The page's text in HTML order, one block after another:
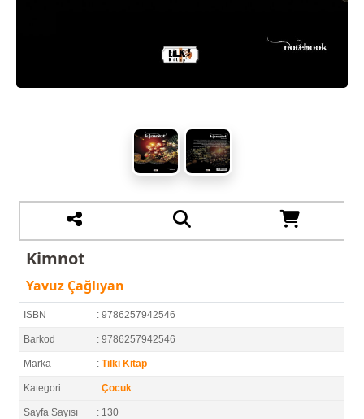
Kimnot
Yavuz Çağlıyan
ISBN : 9786257942546
Barkod : 9786257942546
Marka : Tilki Kitap
Kategori : Çocuk
Sayfa Sayısı : 130